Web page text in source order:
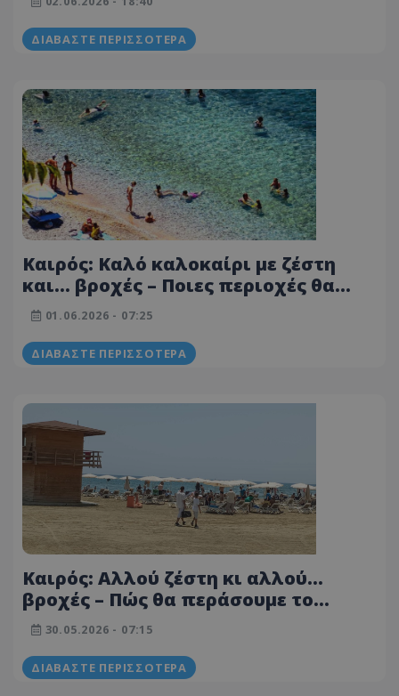
ΔΙΑΒΆΣΤΕ ΠΕΡΙΣΣΌΤΕΡΑ
Καιρός: Καλό καλοκαίρι με ζέστη
και… βροχές – Ποιες περιοχές θα
επηρεαστούν
01.06.2026 - 07:25
ΔΙΑΒΆΣΤΕ ΠΕΡΙΣΣΌΤΕΡΑ
Καιρός: Αλλού ζέστη κι αλλού…
βροχές – Πώς θα περάσουμε το
τριήμερο του Κατακλυσμού
30.05.2026 - 07:15
ΔΙΑΒΆΣΤΕ ΠΕΡΙΣΣΌΤΕΡΑ